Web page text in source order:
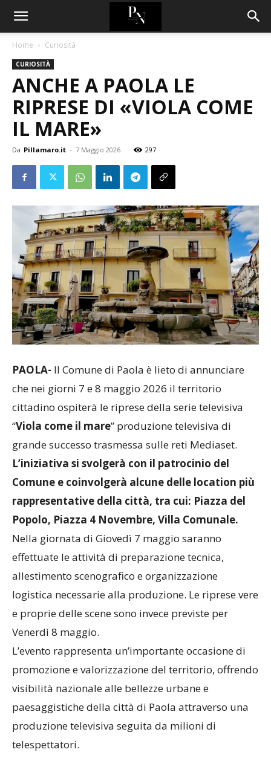
Home Curiosità
CURIOSITÀ
ANCHE A PAOLA LE
RIPRESE DI «VIOLA COME
IL MARE»
Da Pillamaro.it - 7 Maggio 2026 297
PAOLA- Il Comune di Paola è lieto di annunciare
che nei giorni 7 e 8 maggio 2026 il territorio
cittadino ospiterà le riprese della serie televisiva
“Viola come il mare” produzione televisiva di
grande successo trasmessa sulle reti Mediaset.
L’iniziativa si svolgerà con il patrocinio del
Comune e coinvolgerà alcune delle location più
rappresentative della città, tra cui: Piazza del
Popolo, Piazza 4 Novembre, Villa Comunale.
Nella giornata di Giovedì 7 maggio saranno
effettuate le attività di preparazione tecnica,
allestimento scenografico e organizzazione
logistica necessarie alla produzione. Le riprese vere
e proprie delle scene sono invece previste per
Venerdì 8 maggio.
L’evento rappresenta un’importante occasione di
promozione e valorizzazione del territorio, offrendo
visibilità nazionale alle bellezze urbane e
paesaggistiche della città di Paola attraverso una
produzione televisiva seguita da milioni di
telespettatori.